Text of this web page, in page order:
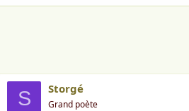
S Storgé
Grand poète